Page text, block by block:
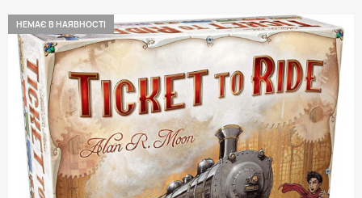
НЕМАЄ В НАЯВНОСТІ